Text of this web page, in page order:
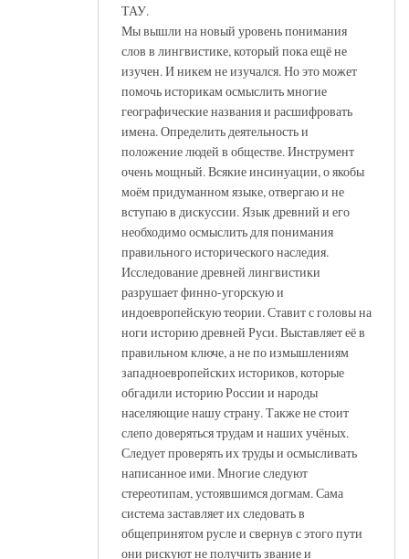
ТАУ.
Мы вышли на новый уровень понимания
слов в лингвистике, который пока ещё не
изучен. И никем не изучался. Но это может
помочь историкам осмыслить многие
географические названия и расшифровать
имена. Определить деятельность и
положение людей в обществе. Инструмент
очень мощный. Всякие инсинуации, о якобы
моём придуманном языке, отвергаю и не
вступаю в дискуссии. Язык древний и его
необходимо осмыслить для понимания
правильного исторического наследия.
Исследование древней лингвистики
разрушает финно-угорскую и
индоевропейскую теории. Ставит с головы на
ноги историю древней Руси. Выставляет её в
правильном ключе, а не по измышлениям
западноевропейских историков, которые
обгадили историю России и народы
населяющие нашу страну. Также не стоит
слепо доверяться трудам и наших учёных.
Следует проверять их труды и осмысливать
написанное ими. Многие следуют
стереотипам, устоявшимся догмам. Сама
система заставляет их следовать в
общепринятом русле и свернув с этого пути
они рискуют не получить звание и